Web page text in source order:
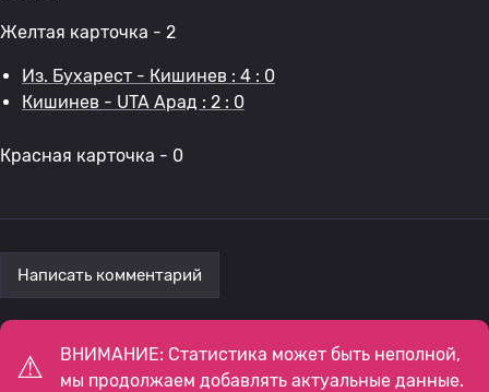
Желтая карточка - 2
Из. Бухарест - Кишинев : 4 : 0
Кишинев - UTA Арад : 2 : 0
Красная карточка - 0
Написать комментарий
ВНИМАНИЕ: Статистика может быть неполной,
мы продолжаем добавлять актуальные данные.